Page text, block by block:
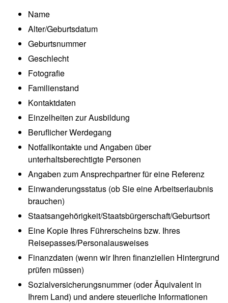
Name
Alter/Geburtsdatum
Geburtsnummer
Geschlecht
Fotografie
Familienstand
Kontaktdaten
Einzelheiten zur Ausbildung
Beruflicher Werdegang
Notfallkontakte und Angaben über
unterhaltsberechtigte Personen
Angaben zum Ansprechpartner für eine Referenz
Einwanderungsstatus (ob Sie eine Arbeitserlaubnis
brauchen)
Staatsangehörigkeit/Staatsbürgerschaft/Geburtsort
Eine Kopie Ihres Führerscheins bzw. Ihres
Reisepasses/Personalausweises
Finanzdaten (wenn wir Ihren finanziellen Hintergrund
prüfen müssen)
Sozialversicherungsnummer (oder Äquivalent in
Ihrem Land) und andere steuerliche Informationen